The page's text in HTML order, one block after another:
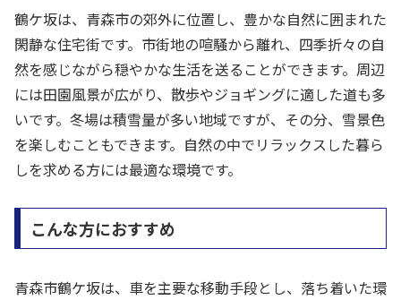
鶴ケ坂は、青森市の郊外に位置し、豊かな自然に囲まれた
閑静な住宅街です。市街地の喧騒から離れ、四季折々の自
然を感じながら穏やかな生活を送ることができます。周辺
には田園風景が広がり、散歩やジョギングに適した道も多
いです。冬場は積雪量が多い地域ですが、その分、雪景色
を楽しむこともできます。自然の中でリラックスした暮ら
しを求める方には最適な環境です。
こんな方におすすめ
青森市鶴ケ坂は、車を主要な移動手段とし、落ち着いた環